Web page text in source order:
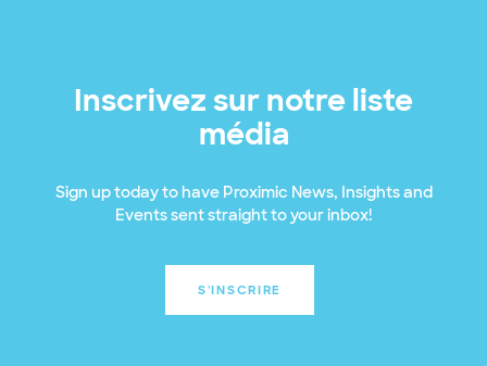
Inscrivez sur notre liste
média
Sign up today to have Proximic News, Insights and
Events sent straight to your inbox!
S'INSCRIRE